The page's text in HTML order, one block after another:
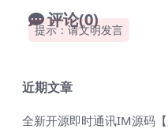
评论(0)
提示：请文明发言
近期文章
全新开源即时通讯IM源码【